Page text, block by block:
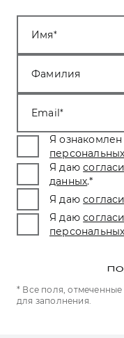
Имя
Фамилия
Email
Я ознакомлен
Я даю
данных.*
Я даю
Я даю
* Все поля,
для заполнения.